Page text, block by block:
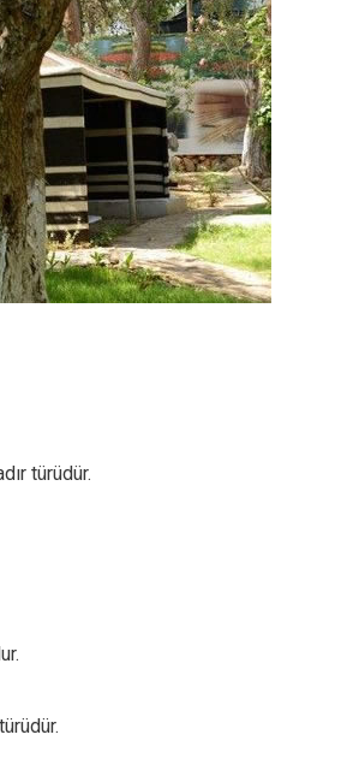
türüdür.